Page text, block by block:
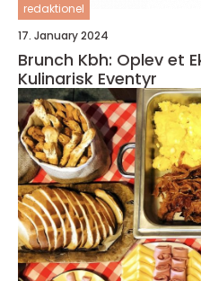
redaktionel
17. January 2024
Brunch Kbh: Oplev et
Kulinarisk Eventyr